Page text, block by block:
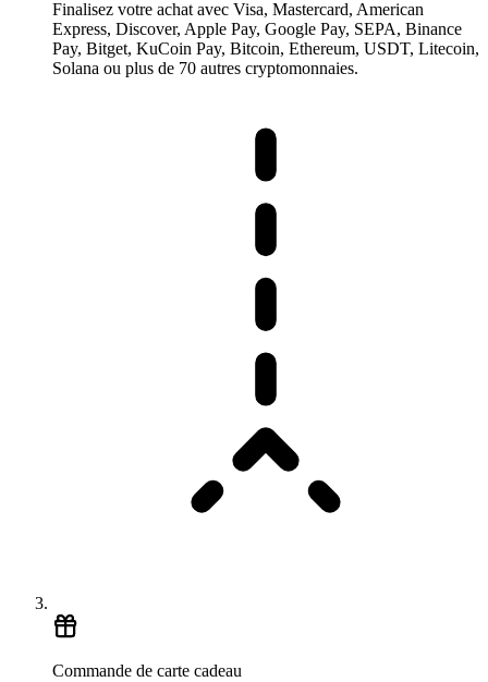
Finalisez votre achat avec Visa, Mastercard, American
Express, Discover, Apple Pay, Google Pay, SEPA, Binance
Pay, Bitget, KuCoin Pay, Bitcoin, Ethereum, USDT, Litecoin,
Solana ou plus de 70 autres cryptomonnaies.
Commande de carte cadeau